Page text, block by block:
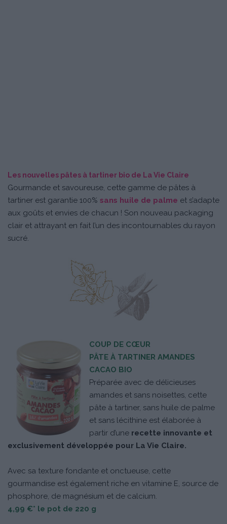
Les nouvelles pâtes à tartiner bio de La Vie Claire
Gourmande et savoureuse, cette gamme de pâtes à
tartiner est garantie 100% sans huile de palme et s’adapte
aux goûts et envies de chacun ! Son nouveau packaging
clair et attrayant en fait l’un des incontournables du rayon
sucré.
COUP DE CŒUR
PÂTE À TARTINER AMANDES
CACAO BIO
Préparée avec de délicieuses
amandes et sans noisettes, cette
pâte à tartiner, sans huile de palme
et sans lécithine est élaborée à
partir d’une recette innovante et
exclusivement développée pour La Vie Claire.
Avec sa texture fondante et onctueuse, cette
gourmandise est également riche en vitamine E, source de
phosphore, de magnésium et de calcium.
4,99 €* le pot de 220 g